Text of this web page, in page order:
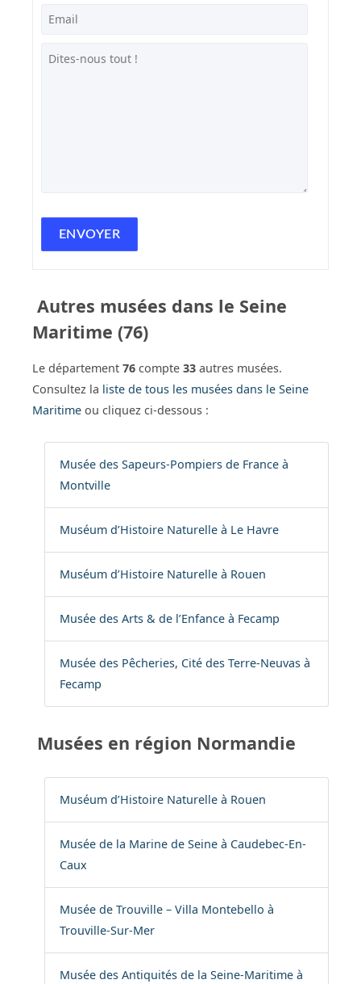
Autres musées dans le Seine
Maritime (76)
Le département 76 compte 33 autres musées.
Consultez la liste de tous les musées dans le Seine
Maritime ou cliquez ci-dessous :
Musée des Sapeurs-Pompiers de France à
Montville
Muséum d’Histoire Naturelle à Le Havre
Muséum d’Histoire Naturelle à Rouen
Musée des Arts & de l’Enfance à Fecamp
Musée des Pêcheries, Cité des Terre-Neuvas à
Fecamp
Musées en région Normandie
Muséum d’Histoire Naturelle à Rouen
Musée de la Marine de Seine à Caudebec-En-
Caux
Musée de Trouville – Villa Montebello à
Trouville-Sur-Mer
Musée des Antiquités de la Seine-Maritime à